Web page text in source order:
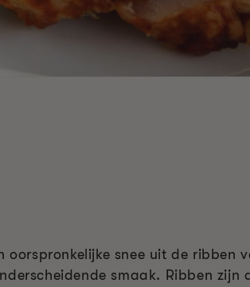
snee uit de ribben
smaak. Ribben zijn